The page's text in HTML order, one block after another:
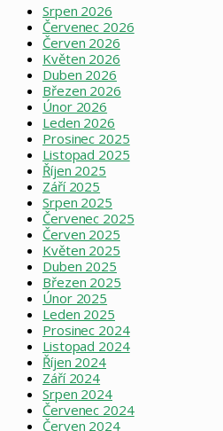
Srpen 2026
Červenec 2026
Červen 2026
Květen 2026
Duben 2026
Březen 2026
Únor 2026
Leden 2026
Prosinec 2025
Listopad 2025
Říjen 2025
Září 2025
Srpen 2025
Červenec 2025
Červen 2025
Květen 2025
Duben 2025
Březen 2025
Únor 2025
Leden 2025
Prosinec 2024
Listopad 2024
Říjen 2024
Září 2024
Srpen 2024
Červenec 2024
Červen 2024